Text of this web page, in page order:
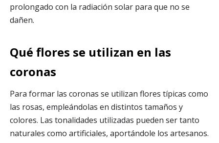
prolongado con la radiación solar para que no se
dañen.
Qué flores se utilizan en las
coronas
Para formar las coronas se utilizan flores típicas como
las rosas, empleándolas en distintos tamaños y
colores. Las tonalidades utilizadas pueden ser tanto
naturales como artificiales, aportándole los artesanos.